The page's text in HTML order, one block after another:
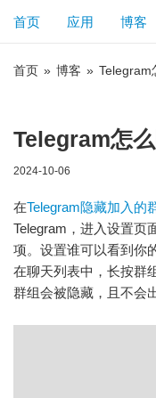
首页 应用 博客
首页 » 博客 » Telegram
Telegram怎
2024-10-06
在Telegram隐藏加入的
Telegram，进入设置页
项。设置谁可以看到你
在聊天列表中，长按群
群组会被隐藏，且不会